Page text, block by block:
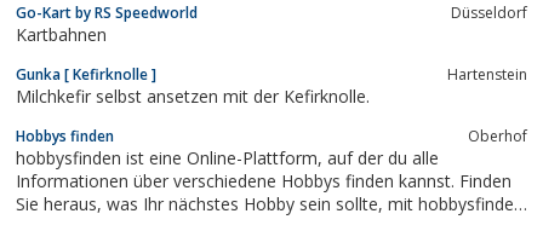
Trollingtouren(Schleppangeln)an.
Go-Kart by RS Speedworld Düsseldorf
Kartbahnen
Gunka [ Kefirknolle ] Hartenstein
Milchkefir selbst ansetzen mit der Kefirknolle.
Hobbys finden Oberhof
hobbysfinden ist eine Online-Plattform, auf der du alle
Informationen über verschiedene Hobbys finden kannst. Finden
Sie heraus, was Ihr nächstes Hobby sein sollte, mit hobbysfinden!